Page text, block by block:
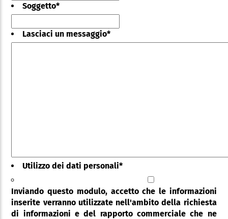
Soggetto*
Lasciaci un messaggio*
Utilizzo dei dati personali*
Inviando questo modulo, accetto che le informazioni
inserite verranno utilizzate nell'ambito della richiesta
di informazioni e del rapporto commerciale che ne